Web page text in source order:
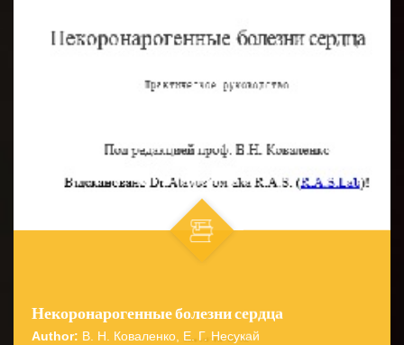
Некоронарогенные болезни сердца
Author: В. Н. Коваленко, Е. Г. Несукай